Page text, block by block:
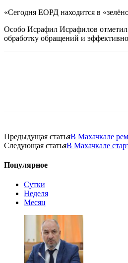
«Сегодня ЕОРД находится в
Особо Исрафил Исрафилов отметил
обработку обращений и
Предыдущая статьяВ Махачкале
Следующая статьяВ Махачкале
Популярное
Сутки
Неделя
Месяц